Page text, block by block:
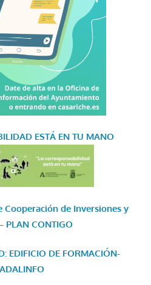
ESTÁ EN TU MANO
Cooperación de Inversiones y
PLAN CONTIGO
EDIFICIO DE FORMACIÓN-